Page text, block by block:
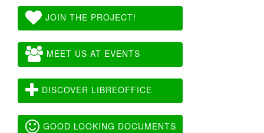
JOIN THE PROJECT!
MEET US AT EVENTS
DISCOVER LIBREOFFICE
GOOD LOOKING DOCUMENTS